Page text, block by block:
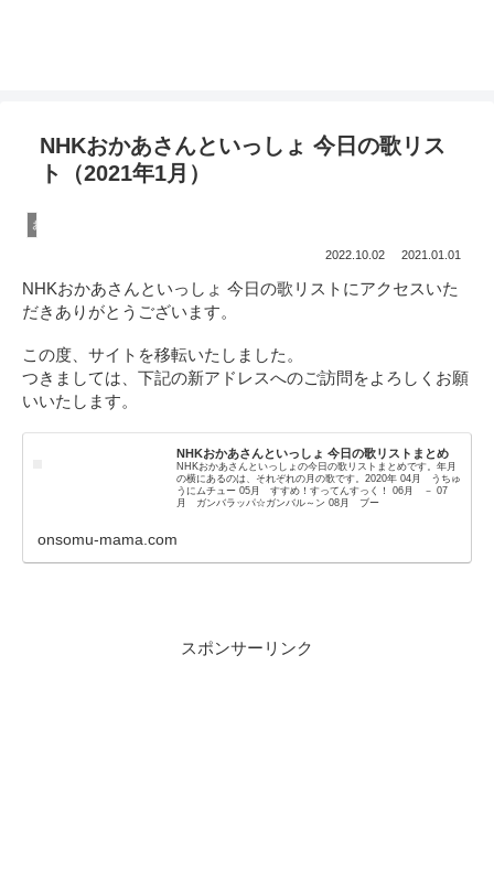
NHKおかあさんといっしょ 今日の歌リス
ト（2021年1月）
おかあさんといっしょ
2022.10.02 2021.01.01
NHKおかあさんといっしょ 今日の歌リストにアクセスいた
だきありがとうございます。
この度、サイトを移転いたしました。
つきましては、下記の新アドレスへのご訪問をよろしくお願
いいたします。
NHKおかあさんといっしょ 今日の歌リストまとめ
NHKおかあさんといっしょの今日の歌リストまとめです。年月
の横にあるのは、それぞれの月の歌です。2020年 04月 うちゅ
うにムチュー 05月 すすめ！すってんすっく！ 06月 － 07
月 ガンバラッパ☆ガンバル～ン 08月 ブー
onsomu-mama.com
スポンサーリンク